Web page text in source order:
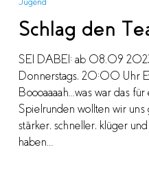
Teamer
Schlag den
SEI DABEI: ab 08.09
Donnerstags, 20:00 Uhr
Boooaaaah...was war das
Spielrunden wollten wir
stärker, schneller, klüger
haben…